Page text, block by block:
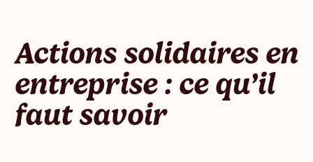
Actions solidaires en
entreprise : ce qu’il
faut savoir